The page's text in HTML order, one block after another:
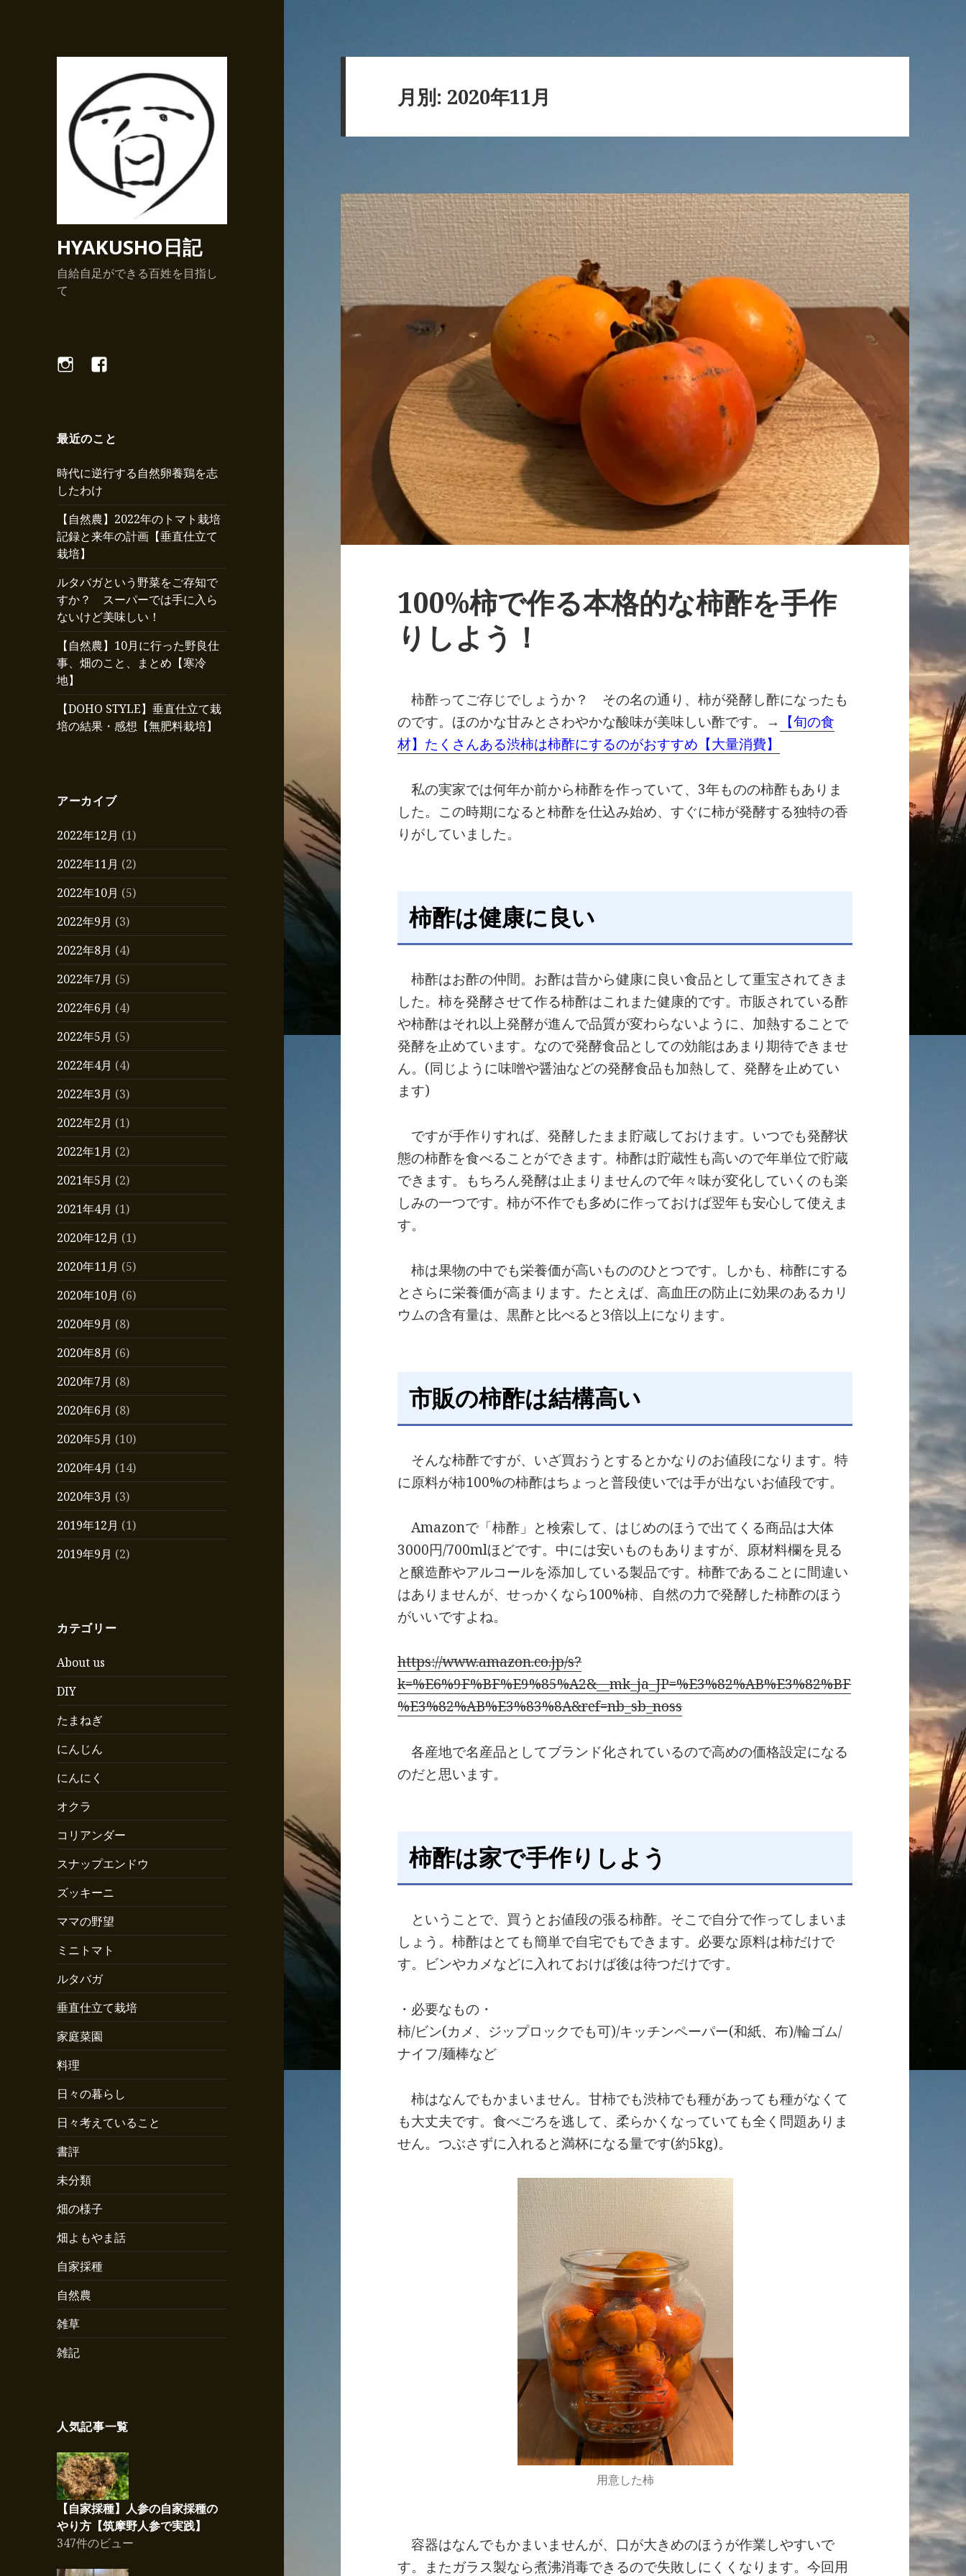
HYAKUSHO日記
自給自足ができる百姓を目指し
て
InstagramFacebook
最近のこと
時代に逆行する自然卵養鶏を志
したわけ
【自然農】2022年のトマト栽培
記録と来年の計画【垂直仕立て
栽培】
ルタバガという野菜をご存知で
すか？ スーパーでは手に入ら
ないけど美味しい！
【自然農】10月に行った野良仕
事、畑のこと、まとめ【寒冷
地】
【DOHO STYLE】垂直仕立て栽
培の結果・感想【無肥料栽培】
アーカイブ
2022年12月 (1)
2022年11月 (2)
2022年10月 (5)
2022年9月 (3)
2022年8月 (4)
2022年7月 (5)
2022年6月 (4)
2022年5月 (5)
2022年4月 (4)
2022年3月 (3)
2022年2月 (1)
2022年1月 (2)
2021年5月 (2)
2021年4月 (1)
2020年12月 (1)
2020年11月 (5)
2020年10月 (6)
2020年9月 (8)
2020年8月 (6)
2020年7月 (8)
2020年6月 (8)
2020年5月 (10)
2020年4月 (14)
2020年3月 (3)
2019年12月 (1)
2019年9月 (2)
カテゴリー
About us
DIY
たまねぎ
にんじん
にんにく
オクラ
コリアンダー
スナップエンドウ
ズッキーニ
ママの野望
ミニトマト
ルタバガ
垂直仕立て栽培
家庭菜園
料理
日々の暮らし
日々考えていること
書評
未分類
畑の様子
畑よもやま話
自家採種
自然農
雑草
雑記
人気記事一覧
【自家採種】人参の自家採種の
やり方【筑摩野人参で実践】
347件のビュー
月別: 2020年11月
100%柿で作る本格的な柿酢を手作
りしよう！
柿酢ってご存じでしょうか？ その名の通り、柿が発酵し酢になったも
のです。ほのかな甘みとさわやかな酸味が美味しい酢です。→ 【旬の食
材】たくさんある渋柿は柿酢にするのがおすすめ【大量消費】
私の実家では何年か前から柿酢を作っていて、3年ものの柿酢もありま
した。この時期になると柿酢を仕込み始め、すぐに柿が発酵する独特の香
りがしていました。
柿酢は健康に良い
柿酢はお酢の仲間。お酢は昔から健康に良い食品として重宝されてきま
した。柿を発酵させて作る柿酢はこれまた健康的です。市販されている酢
や柿酢はそれ以上発酵が進んで品質が変わらないように、加熱することで
発酵を止めています。なので発酵食品としての効能はあまり期待できませ
ん。(同じように味噌や醤油などの発酵食品も加熱して、発酵を止めてい
ます)
ですが手作りすれば、発酵したまま貯蔵しておけます。いつでも発酵状
態の柿酢を食べることができます。柿酢は貯蔵性も高いので年単位で貯蔵
できます。もちろん発酵は止まりませんので年々味が変化していくのも楽
しみの一つです。柿が不作でも多めに作っておけば翌年も安心して使えま
す。
柿は果物の中でも栄養価が高いもののひとつです。しかも、柿酢にする
とさらに栄養価が高まります。たとえば、高血圧の防止に効果のあるカリ
ウムの含有量は、黒酢と比べると3倍以上になります。
市販の柿酢は結構高い
そんな柿酢ですが、いざ買おうとするとかなりのお値段になります。特
に原料が柿100%の柿酢はちょっと普段使いでは手が出ないお値段です。
Amazonで「柿酢」と検索して、はじめのほうで出てくる商品は大体
3000円/700mlほどです。中には安いものもありますが、原材料欄を見る
と醸造酢やアルコールを添加している製品です。柿酢であることに間違い
はありませんが、せっかくなら100%柿、自然の力で発酵した柿酢のほう
がいいですよね。
https://www.amazon.co.jp/s?
k=%E6%9F%BF%E9%85%A2&__mk_ja_JP=%E3%82%AB%E3%82%BF
%E3%82%AB%E3%83%8A&ref=nb_sb_noss
各産地で名産品としてブランド化されているので高めの価格設定になる
のだと思います。
柿酢は家で手作りしよう
ということで、買うとお値段の張る柿酢。そこで自分で作ってしまいま
しょう。柿酢はとても簡単で自宅でもできます。必要な原料は柿だけで
す。ビンやカメなどに入れておけば後は待つだけです。
・必要なもの・
柿/ビン(カメ、ジップロックでも可)/キッチンペーパー(和紙、布)/輪ゴム/
ナイフ/麺棒など
柿はなんでもかまいません。甘柿でも渋柿でも種があっても種がなくて
も大丈夫です。食べごろを逃して、柔らかくなっていても全く問題ありま
せん。つぶさずに入れると満杯になる量です(約5kg)。
用意した柿
容器はなんでもかまいませんが、口が大きめのほうが作業しやすいで
す。またガラス製なら煮沸消毒できるので失敗しにくくなります。今回用